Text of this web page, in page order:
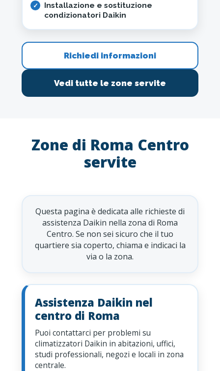
Installazione e sostituzione
condizionatori Daikin
Richiedi informazioni
Vedi tutte le zone servite
Zone di Roma Centro
servite
Questa pagina è dedicata alle richieste di
assistenza Daikin nella zona di Roma
Centro. Se non sei sicuro che il tuo
quartiere sia coperto, chiama e indicaci la
via o la zona.
Assistenza Daikin nel
centro di Roma
Puoi contattarci per problemi su
climatizzatori Daikin in abitazioni, uffici,
studi professionali, negozi e locali in zona
centrale.